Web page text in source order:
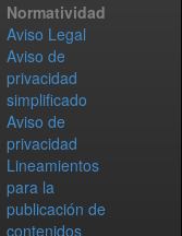
Normatividad
Aviso Legal
Aviso de
privacidad
simplificado
Aviso de
privacidad
Lineamientos
para la
publicación de
contenidos